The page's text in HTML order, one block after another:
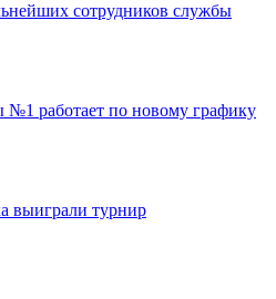
сотрудников службы
работает по новому графику
выиграли турнир